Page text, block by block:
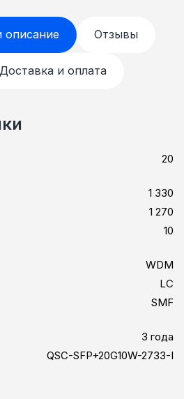
описание Отзывы
Доставка и оплата
20
1 330
1 270
10
WDM
LC
SMF
3 года
QSC-SFP+20G10W-2733-I